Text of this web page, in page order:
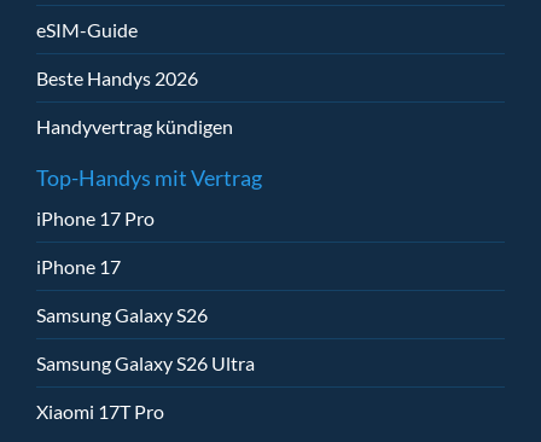
eSIM-Guide
Beste Handys 2026
Handyvertrag kündigen
Top-Handys mit Vertrag
iPhone 17 Pro
iPhone 17
Samsung Galaxy S26
Samsung Galaxy S26 Ultra
Xiaomi 17T Pro